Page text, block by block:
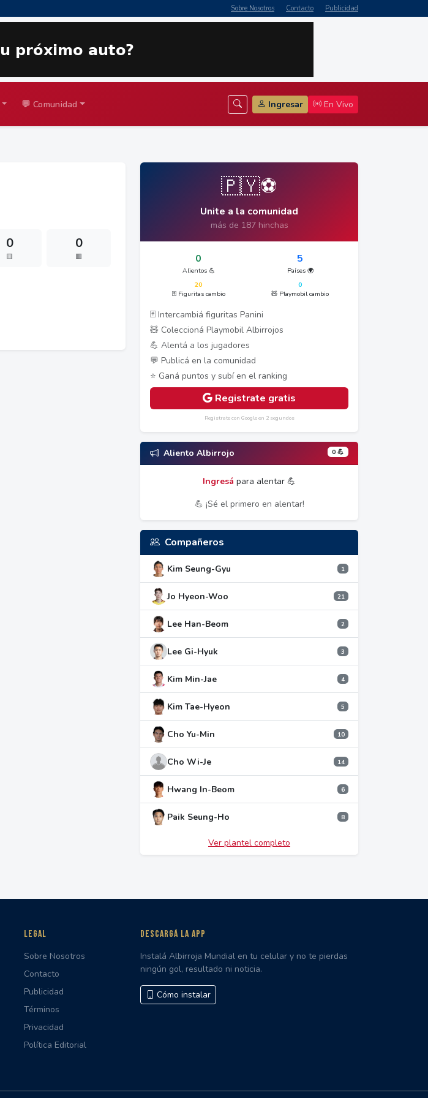
Sobre Nosotros Contacto Publicidad
💬 Comunidad Ingresar En Vivo
0
🟨
0
🟥
🇵🇾⚽
Unite a la comunidad
más de 187 hinchas
0
Alientos 💪
5
Países 🌍
20
🃏 Figuritas cambio
0
🧸 Playmobil cambio
🃏 Intercambiá figuritas Panini
🧸 Coleccioná Playmobil Albirrojos
💪 Alentá a los jugadores
💬 Publicá en la comunidad
⭐ Ganá puntos y subí en el ranking
Registrate gratis
Registrate con Google en 2 segundos
Aliento Albirrojo 0 💪
Ingresá para alentar 💪
💪 ¡Sé el primero en alentar!
Compañeros
Kim Seung-Gyu 1
Jo Hyeon-Woo 21
Lee Han-Beom 2
Lee Gi-Hyuk 3
Kim Min-Jae 4
Kim Tae-Hyeon 5
Cho Yu-Min 10
Cho Wi-Je 14
Hwang In-Beom 6
Paik Seung-Ho 8
Ver plantel completo
LEGAL
Sobre Nosotros
Contacto
Publicidad
Términos
Privacidad
Política Editorial
DESCARGÁ LA APP
Instalá Albirroja Mundial en tu celular y no te pierdas
ningún gol, resultado ni noticia.
Cómo instalar